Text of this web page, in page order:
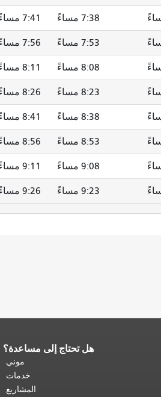
7:38 مساءً 7:41 مساءً
7:53 مساءً 7:56 مساءً
8:08 مساءً 8:11 مساءً
8:23 مساءً 8:26 مساءً
8:38 مساءً 8:41 مساءً
8:53 مساءً 8:56 مساءً
9:08 مساءً 9:11 مساءً
9:23 مساءً 9:26 مساءً
هل تحتاج إلى مساعدة؟
موني
خدمات
المشاريع